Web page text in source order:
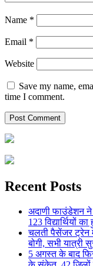
Name *
Email *
Website
Save my name,
time I comment.
Recent Posts
अदाणी फाउंडेशन ने
123 विद्यार्थियों
चलती पैसेंजर ट्रेन
बोगी, सभी यात्री
5 अगस्त के बाद